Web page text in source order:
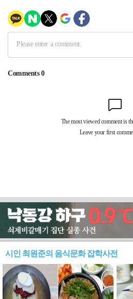
시인 최원준의 음식문화 잡학사전